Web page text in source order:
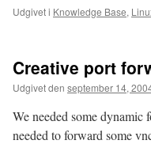
Udgivet i Knowledge Base,
Creative port
Udgivet den september 14,
We needed some
needed to forward some